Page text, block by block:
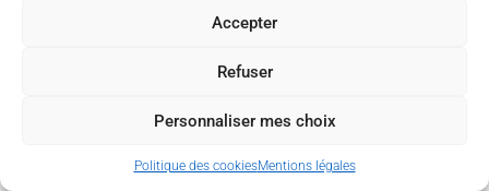
Accepter
Refuser
Personnaliser mes choix
Politique des cookiesMentions légales
MORTEAU
TARTIFLETTE
Recettes,Recettes